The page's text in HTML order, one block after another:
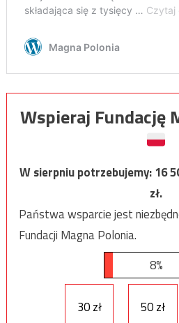
Wspieraj Fundację
W sierpniu potrzebujemy:16
zł.
Państwa wsparcie jest
Fundacji Magna Polonia.
8%
30 zł 50 zł